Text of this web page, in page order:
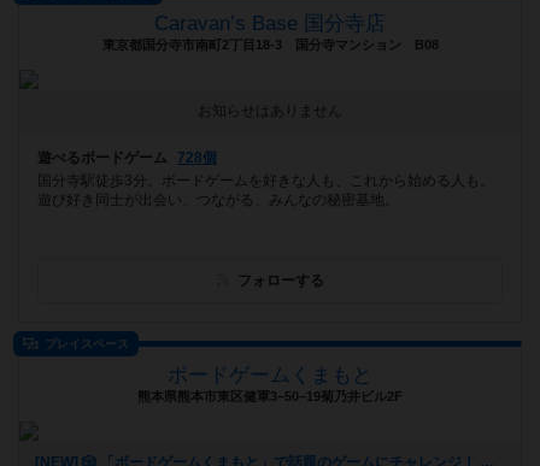
Caravan’s Base 国分寺店
東京都国分寺市南町2丁目18-3 国分寺マンション B08
お知らせはありません
遊べるボードゲーム
728個
国分寺駅徒歩3分。ボードゲームを好きな人も、これから始める人も。
遊び好き同士が出会い、つながる、みんなの秘密基地。
フォローする
プレイスペース
ボードゲームくまもと
熊本県熊本市東区健軍3−50−19菊乃井ビル2F
[NEW] 🎲 「ボードゲームくまもと」で話題のゲームにチャレンジ！ 🚀✨（2024年12月16日 12時53分）